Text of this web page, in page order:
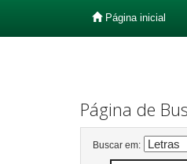
Página inicial
Página de
Buscar em: